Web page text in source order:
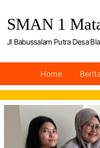
SMAN 1
Jl Babussalam Putra Desa
Home